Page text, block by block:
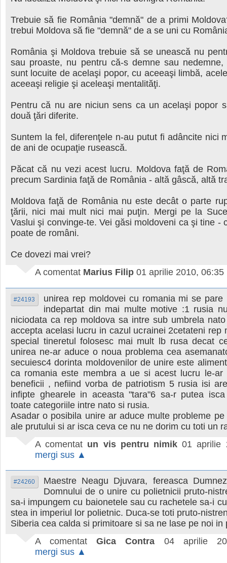
Trebuie să fie România "demnă" de a primi
trebui Moldova să fie "demnă" de a se uni cu
România şi Moldova trebuie să se unească nu
sau proaste, nu pentru că-s demne sau
sunt locuite de acelaşi popor, cu aceeaşi limbă,
aceeaşi religie şi aceleaşi mentalităţi.
Pentru că nu are niciun sens ca un acelaşi popor
două ţări diferite.
Suntem la fel, diferenţele n-au putut fi adâncite nici
de ani de ocupaţie rusească.
Păcat că nu vezi acest lucru. Moldova faţă de
precum Sardinia faţă de România - altă gâscă, altă
Moldova faţă de România nu este decât o parte
ţării, nici mai mult nici mai puţin. Mergi pe la
Vaslui şi convinge-te. Vei găsi moldoveni ca şi tine -
poate de români.
Ce dovezi mai vrei?
A comentat Marius Filip 01 aprilie 2010, 06:35
#24193
unirea rep moldovei cu romania mi se pare
indepartat din mai multe motive :1 rusia
niciodata ca rep moldova sa intre sub umbrela
accepta acelasi lucru in cazul ucrainei 2cetateni rep
special tineretul folosesc mai mult lb rusa decat
unirea ne-ar aduce o noua problema cea
secuiesc4 dorinta moldovenilor de unire este
ca romania este membra a ue si acest lucru le-ar
beneficii , nefiind vorba de patriotism 5 rusia isi
infipte ghearele in aceasta "tara"6 sa-r putea
toate categoriile intre nato si rusia.
Asadar o posibila unire ar aduce multe probleme
ale prutului si ar isca ceva ce nu ne dorim cu toti un
A comentat un vis pentru nimik 01 aprilie
mergi sus ▲
#24260
Maestre Neagu Djuvara, fereasca
Domnului de o unire cu polietnicii pruto-
sa-i impungem cu baionetele sau cu rachetele sa-i
stea in imperiul lor polietnic. Duca-se toti pruto-
Siberia cea calda si primitoare si sa ne lase pe noi in
A comentatGica Contra
04 aprilie
mergi sus ▲